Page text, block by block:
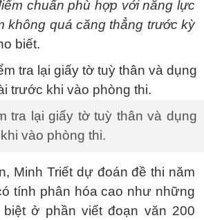
chuẩn phù hợp với năng lực
không quá căng thẳng trước kỳ
biết.
tra lại giấy tờ tuỳ thân và dụng
vào phòng thi.
Minh Triết dự đoán đề thi năm
tính phân hóa cao như những
ở phần viết đoạn văn 200